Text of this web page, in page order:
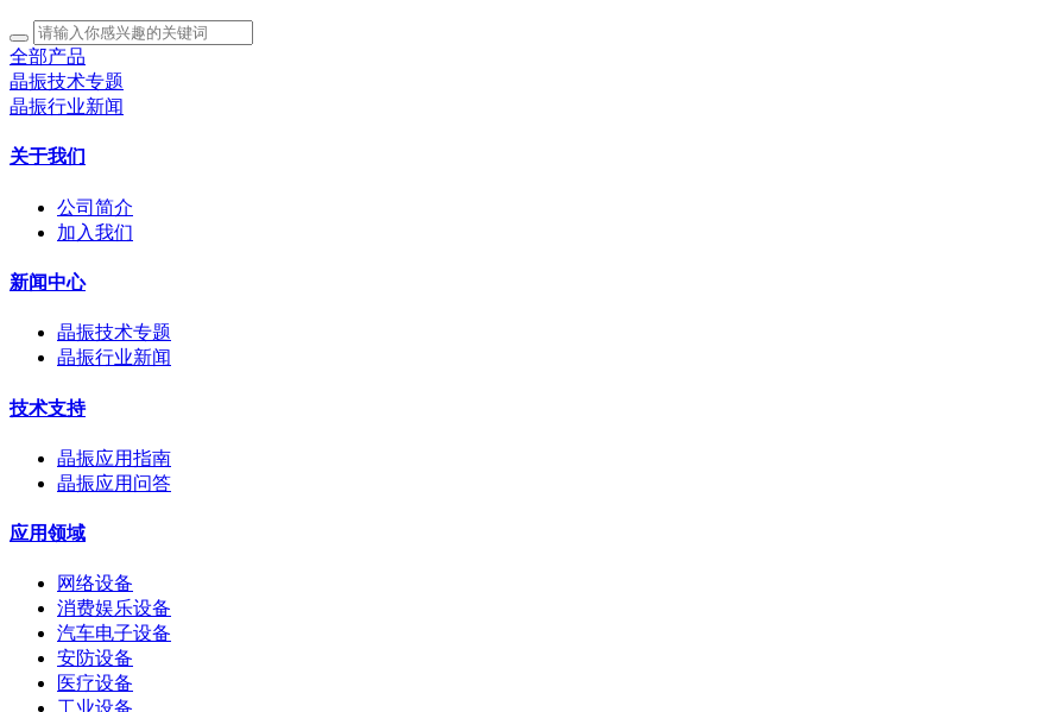
全部产品
晶振技术专题
晶振行业新闻
关于我们
公司简介
加入我们
新闻中心
晶振技术专题
晶振行业新闻
技术支持
晶振应用指南
晶振应用问答
应用领域
网络设备
消费娱乐设备
汽车电子设备
安防设备
医疗设备